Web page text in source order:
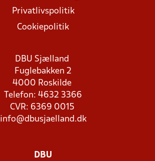
Privatlivspolitik
Cookiepolitik
DBU Sjælland
Fuglebakken 2
4000 Roskilde
Telefon: 4632 3366
CVR: 6369 0015
info@dbusjaelland.dk
DBU